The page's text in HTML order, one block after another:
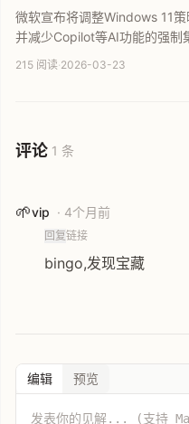
微软宣布将调整Windows 11策
并减少Copilot等AI功能的强制
统控制权还给用户，包括自主
215 阅读·2026-03-23
评论 1 条
🌱vip · 4个月前
回复链接
bingo,发现宝藏
编辑 预览